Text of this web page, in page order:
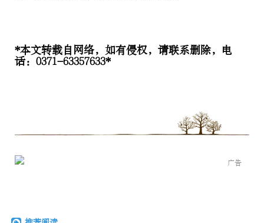
*本文转载自网络，如有侵权，请联系删除，电
话：0371-63357633*
广告